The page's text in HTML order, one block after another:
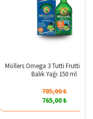
Möllers Omega 3 Tutti Frutti
Balık Yağı 150 ml
785,00 ₺
765,00 ₺